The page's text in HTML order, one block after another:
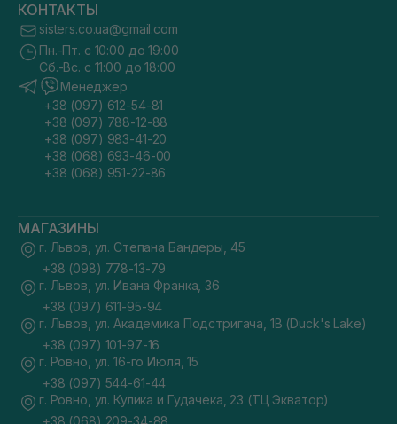
КОНТАКТЫ
sisters.co.ua@gmail.com
Пн.-Пт. с 10:00 до 19:00
Сб.-Вс. с 11:00 до 18:00
Менеджер
+38 (097) 612-54-81
+38 (097) 788-12-88
+38 (097) 983-41-20
+38 (068) 693-46-00
+38 (068) 951-22-86
МАГАЗИНЫ
г. Львов, ул. Степана Бандеры, 45
+38 (098) 778-13-79
г. Львов, ул. Ивана Франка, 36
+38 (097) 611-95-94
г. Львов, ул. Академика Подстригача, 1В (Duck's Lake)
+38 (097) 101-97-16
г. Ровно, ул. 16-го Июля, 15
+38 (097) 544-61-44
г. Ровно, ул. Кулика и Гудачека, 23 (ТЦ Экватор)
+38 (068) 209-34-88